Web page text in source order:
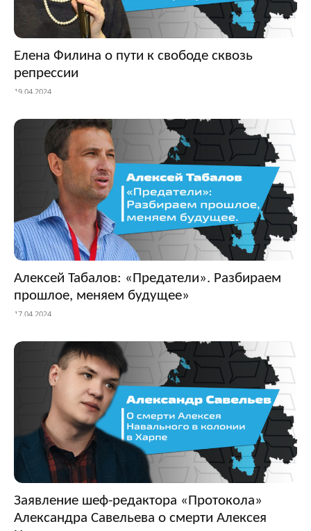
Елена Филина о пути к свободе сквозь
репрессии
19.04.2024
Алексей Табалов: «Предатели». Разбираем
прошлое, меняем будущее»
17.04.2024
Заявление шеф-редактора «Протокола»
Александра Савельева о смерти Алексея